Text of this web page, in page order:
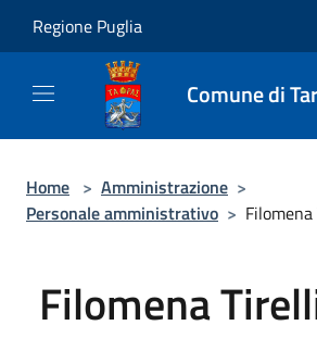
Regione Puglia
Comune di
Home > Amministrazione >
Personale amministrativo >
Filomena